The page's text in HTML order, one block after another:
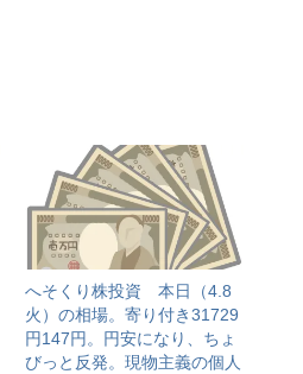
へそくり株投資 本日（4.8
火）の相場。寄り付き31729
円147円。円安になり、ちょ
びっと反発。現物主義の個人